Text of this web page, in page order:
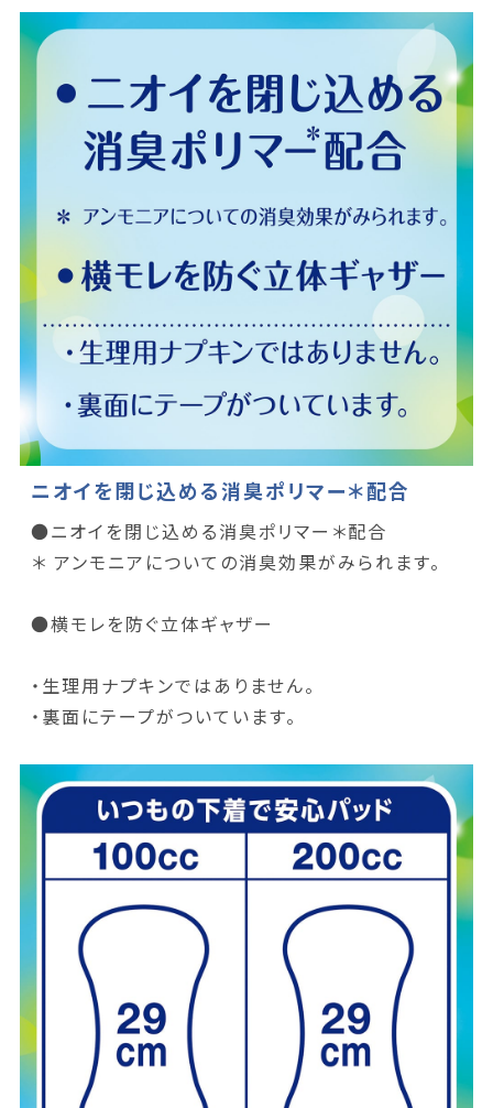
ニオイを閉じ込める消臭ポリマー＊配合
●ニオイを閉じ込める消臭ポリマー＊配合
＊ アンモニアについての消臭効果がみられます。
●横モレを防ぐ立体ギャザー
・生理用ナプキンではありません。
・裏面にテープがついています。